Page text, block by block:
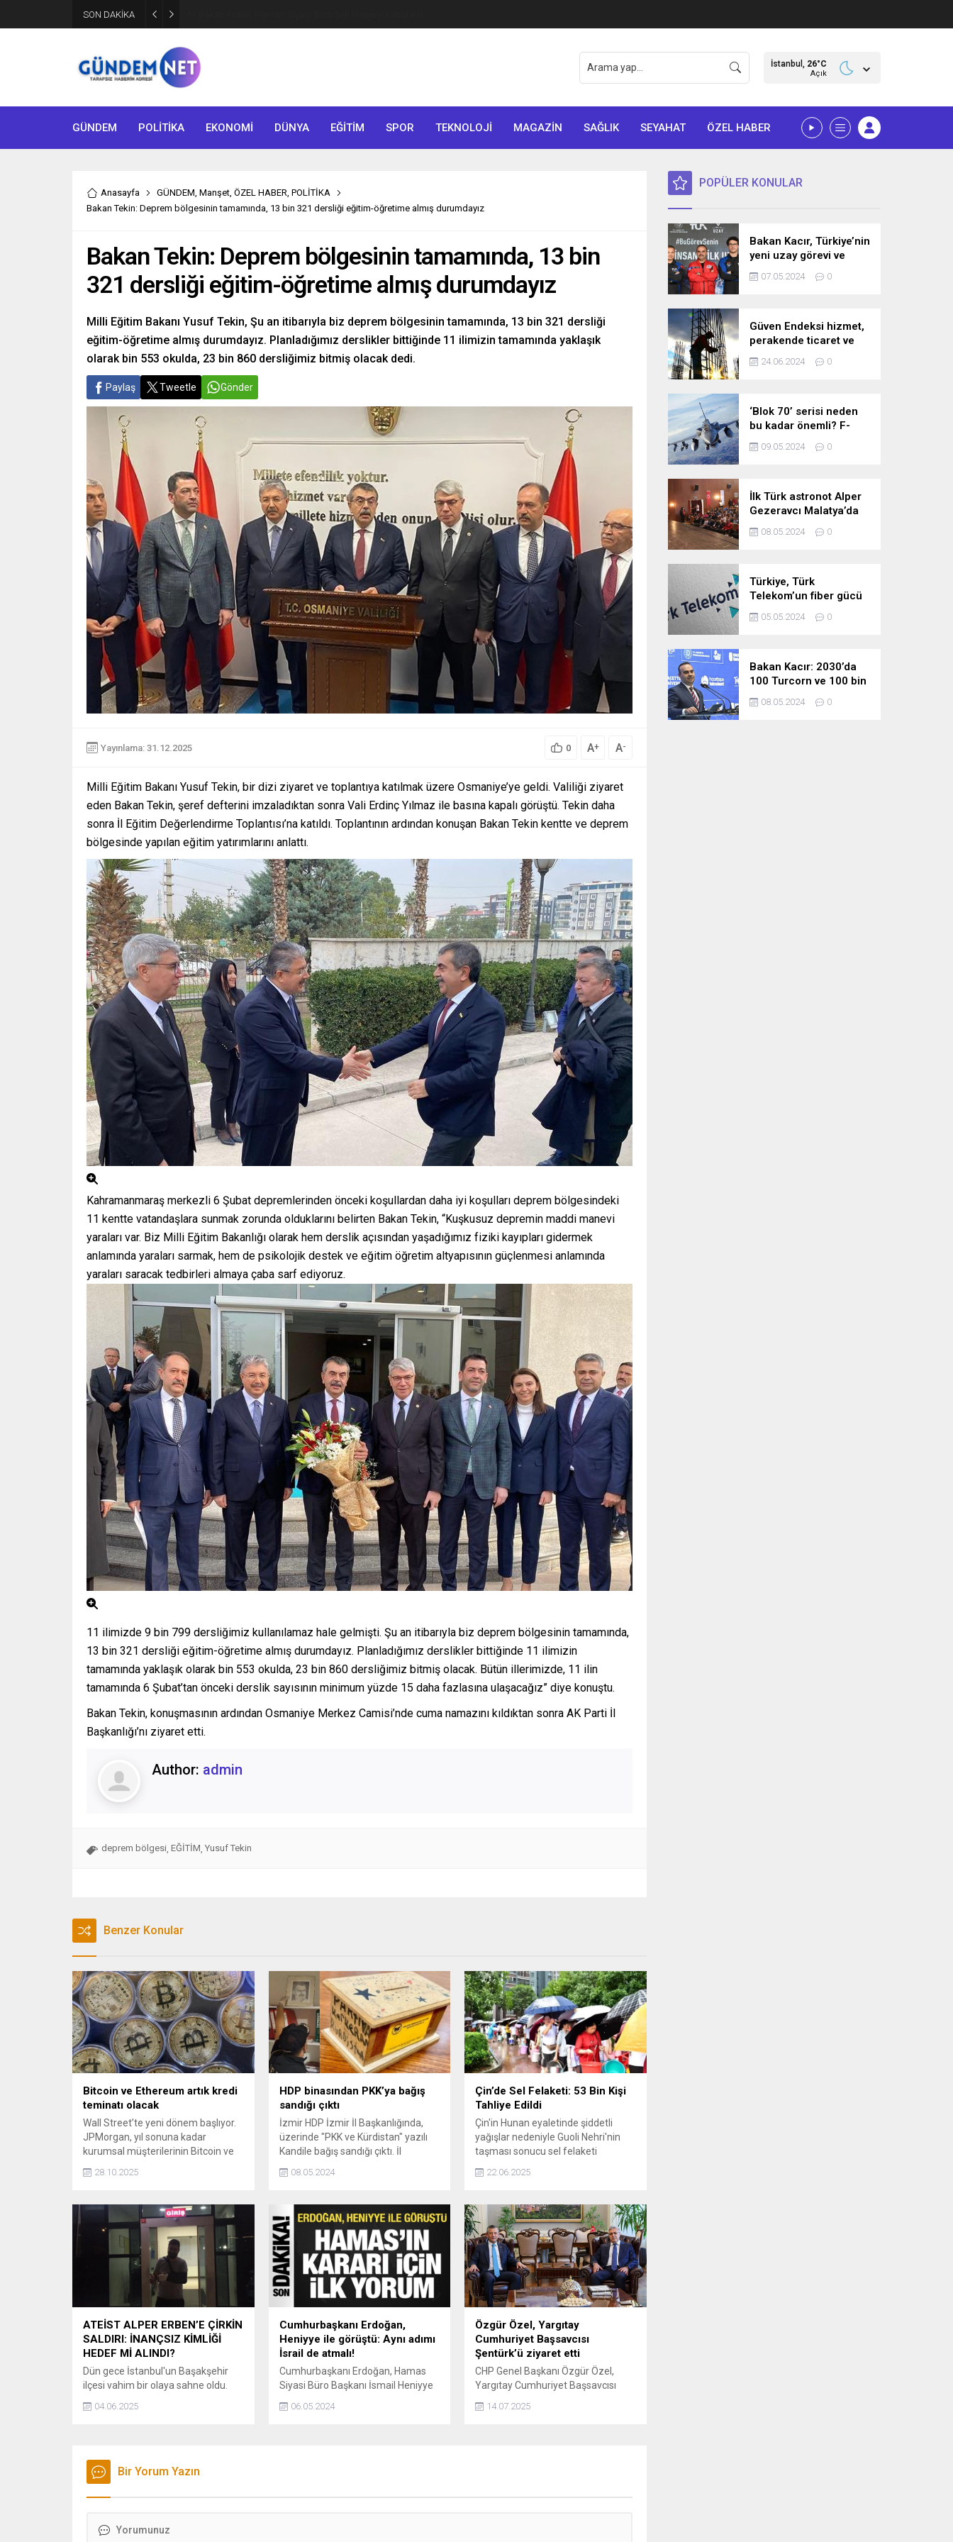
SON DAKİKA
İstanbul, 26°C
Açık
GÜNDEM POLİTİKA EKONOMİ DÜNYA EĞİTİM SPOR TEKNOLOJİ MAGAZİN SAĞLIK SEYAHAT ÖZEL HABER
Anasayfa GÜNDEM, Manşet, ÖZEL HABER, POLİTİKA
Bakan Tekin: Deprem bölgesinin tamamında, 13 bin 321 dersliği eğitim-öğretime almış durumdayız
Bakan Tekin: Deprem bölgesinin tamamında, 13 bin
321 dersliği eğitim-öğretime almış durumdayız
Milli Eğitim Bakanı Yusuf Tekin, Şu an itibarıyla biz deprem bölgesinin tamamında, 13 bin 321 dersliği
eğitim-öğretime almış durumdayız. Planladığımız derslikler bittiğinde 11 ilimizin tamamında yaklaşık
olarak bin 553 okulda, 23 bin 860 dersliğimiz bitmiş olacak dedi.
Paylaş Tweetle Gönder
Yayınlama: 31.12.2025 0 A+ A-
Milli Eğitim Bakanı Yusuf Tekin, bir dizi ziyaret ve toplantıya katılmak üzere Osmaniye’ye geldi. Valiliği ziyaret
eden Bakan Tekin, şeref defterini imzaladıktan sonra Vali Erdinç Yılmaz ile basına kapalı görüştü. Tekin daha
sonra İl Eğitim Değerlendirme Toplantısı’na katıldı. Toplantının ardından konuşan Bakan Tekin kentte ve deprem
bölgesinde yapılan eğitim yatırımlarını anlattı.
Kahramanmaraş merkezli 6 Şubat depremlerinden önceki koşullardan daha iyi koşulları deprem bölgesindeki
11 kentte vatandaşlara sunmak zorunda olduklarını belirten Bakan Tekin, “Kuşkusuz depremin maddi manevi
yaraları var. Biz Milli Eğitim Bakanlığı olarak hem derslik açısından yaşadığımız fiziki kayıpları gidermek
anlamında yaraları sarmak, hem de psikolojik destek ve eğitim öğretim altyapısının güçlenmesi anlamında
yaraları saracak tedbirleri almaya çaba sarf ediyoruz.
11 ilimizde 9 bin 799 dersliğimiz kullanılamaz hale gelmişti. Şu an itibarıyla biz deprem bölgesinin tamamında,
13 bin 321 dersliği eğitim-öğretime almış durumdayız. Planladığımız derslikler bittiğinde 11 ilimizin
tamamında yaklaşık olarak bin 553 okulda, 23 bin 860 dersliğimiz bitmiş olacak. Bütün illerimizde, 11 ilin
tamamında 6 Şubat’tan önceki derslik sayısının minimum yüzde 15 daha fazlasına ulaşacağız” diye konuştu.
Bakan Tekin, konuşmasının ardından Osmaniye Merkez Camisi’nde cuma namazını kıldıktan sonra AK Parti İl
Başkanlığı’nı ziyaret etti.
Author: admin
deprem bölgesi, EĞİTİM, Yusuf Tekin
Benzer Konular
Bitcoin ve Ethereum artık kredi
teminatı olacak
Wall Street’te yeni dönem başlıyor.
JPMorgan, yıl sonuna kadar
kurumsal müşterilerinin Bitcoin ve
Ethereum varlıklarını kredi teminatı
olarak kullanmasına izin verecek.
28.10.2025
HDP binasından PKK’ya bağış
sandığı çıktı
İzmir HDP İzmir İl Başkanlığında,
üzerinde "PKK ve Kürdistan" yazılı
Kandile bağış sandığı çıktı. İl
Başkanlığına gelen terör örgütü
destekçilerinden toplanan paraların
gönderildiği belirlendi.
08.05.2024
Çin’de Sel Felaketi: 53 Bin Kişi
Tahliye Edildi
Çin'in Hunan eyaletinde şiddetli
yağışlar nedeniyle Guoli Nehri'nin
taşması sonucu sel felaketi
yaşandı. Yaşanan su baskınları
nedeniyle Xiangxi Tujia ve Miao
Huaihua bölgelerinde 53.000'den
fazla kişi güvenli bölgelere tahliye
edildi.
22.06.2025
ATEİST ALPER ERBEN’E ÇİRKİN
SALDIRI: İNANÇSIZ KİMLİĞİ
HEDEF Mİ ALINDI?
Dün gece İstanbul'un Başakşehir
ilçesi vahim bir olaya sahne oldu.
medyada düşüncelerini açıkça ifade
04.06.2025
Cumhurbaşkanı Erdoğan,
Heniyye ile görüştü: Aynı adımı
İsrail de atmalı!
Cumhurbaşkanı Erdoğan, Hamas
Siyasi Büro Başkanı İsmail Heniyye
gerçekleştirdi. Erdoğan, "İsrail’in de
06.05.2024
Özgür Özel, Yargıtay
Cumhuriyet Başsavcısı
Şentürk’ü ziyaret etti
CHP Genel Başkanı Özgür Özel,
Yargıtay Cumhuriyet Başsavcısı
14.07.2025
Bir Yorum Yazın
POPÜLER KONULAR
Bakan Kacır, Türkiye’nin
yeni uzay görevi ve
bilim misyonunu
açıkladı! İşte detaylar…
07.05.2024 0
Güven Endeksi hizmet,
perakende ticaret ve
inşaat sektörlerinde
düştü
24.06.2024 0
‘Blok 70’ serisi neden
bu kadar önemli? F-
16’larla ilgili merak
edilenleri anlattı!
09.05.2024 0
İlk Türk astronot Alper
Gezeravcı Malatya’da
öğrencilerle bir araya
geldi!
08.05.2024 0
Türkiye, Türk
Telekom’un fiber gücü
ile yarının
teknolojilerine hazır
05.05.2024 0
Bakan Kacır: 2030’da
100 Turcorn ve 100 bin
teknoloji girişimciliği
hedefimize ulaşacağız
08.05.2024 0